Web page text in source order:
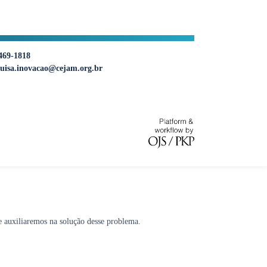
1818
auxiliaremos na solução desse problema.